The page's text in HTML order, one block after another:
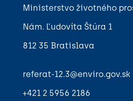
Ministerstvo životného
Nám. Ľudovíta Štúra 1
812 35 Bratislava
referat-12.3@enviro.gov.sk
+421 2 5956 2186